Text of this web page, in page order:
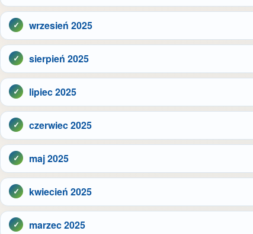
wrzesień 2025
sierpień 2025
lipiec 2025
czerwiec 2025
maj 2025
kwiecień 2025
marzec 2025